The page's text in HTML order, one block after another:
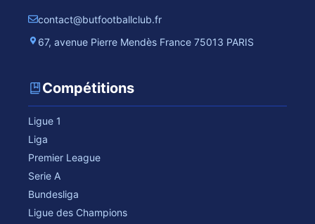
contact@butfootballclub.fr
67, avenue Pierre Mendès France 75013 PARIS
Compétitions
Ligue 1
Liga
Premier League
Serie A
Bundesliga
Ligue des Champions